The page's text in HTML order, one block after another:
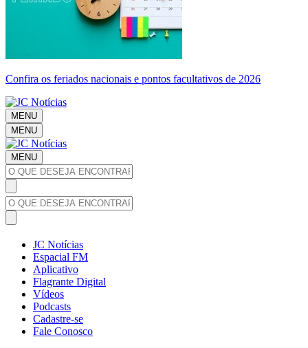
Confira os feriados nacionais e pontos facultativos de 2026
MENU
MENU
MENU
JC Notícias
Espacial FM
Aplicativo
Flagrante Digital
Vídeos
Podcasts
Cadastre-se
Fale Conosco